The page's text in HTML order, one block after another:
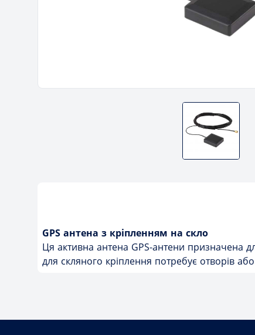
GPS антена з кріпленням на скло
Ця активна антена GPS-антени призначена
для скляного кріплення потребує отворів